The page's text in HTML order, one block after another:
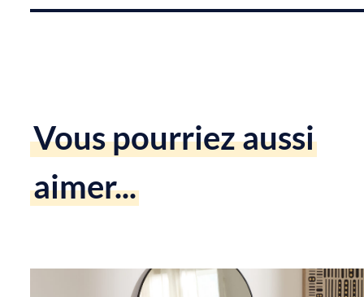
Vous pourriez aussi
aimer...